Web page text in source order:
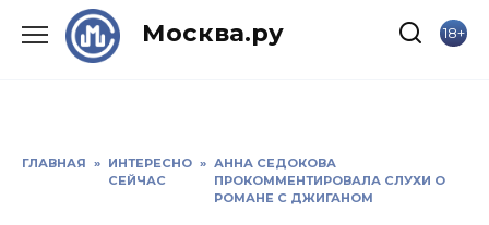
Москва.ру 18+
ГЛАВНАЯ » ИНТЕРЕСНО
СЕЙЧАС
» АННА СЕДОКОВА
ПРОКОММЕНТИРОВАЛА СЛУХИ О
РОМАНЕ С ДЖИГАНОМ